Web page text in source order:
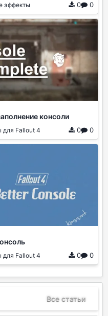
эффекты 0 0
консоли
Fallout 4 0 0
Fallout 4 0 0
Все статьи